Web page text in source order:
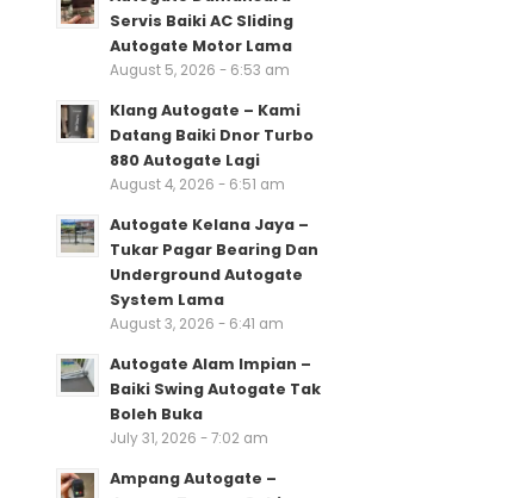
Servis Baiki AC Sliding
Autogate Motor Lama
August 5, 2026 - 6:53 am
Klang Autogate – Kami
Datang Baiki Dnor Turbo
880 Autogate Lagi
August 4, 2026 - 6:51 am
Autogate Kelana Jaya –
Tukar Pagar Bearing Dan
Underground Autogate
System Lama
August 3, 2026 - 6:41 am
Autogate Alam Impian –
Baiki Swing Autogate Tak
Boleh Buka
July 31, 2026 - 7:02 am
Ampang Autogate –